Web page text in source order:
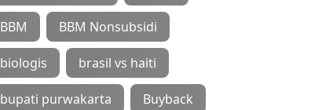
BBM BBM Nonsubsidi
biologis brasil vs haiti
bupati purwakarta Buyback